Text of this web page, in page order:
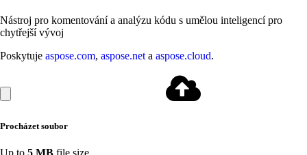
Nástroj pro komentování a analýzu kódu s umělou inteligencí pro
chytřejší vývoj
Poskytuje aspose.com, aspose.net a aspose.cloud.
Procházet soubor